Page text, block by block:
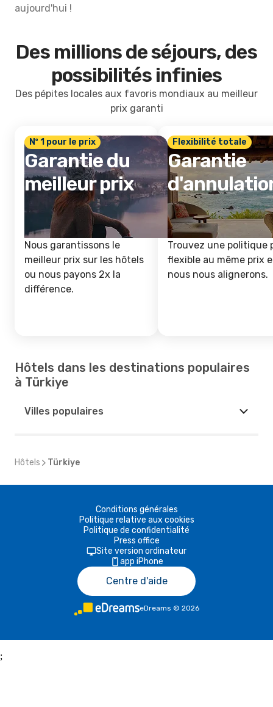
aujourd'hui !
Des millions de séjours, des
possibilités infinies
Des pépites locales aux favoris mondiaux au meilleur
prix garanti
Nº 1 pour le prix
Garantie du
meilleur prix
Nous garantissons le
meilleur prix sur les hôtels
ou nous payons 2x la
différence.
Flexibilité totale
Garantie
Trouvez une politique
flexible au même prix
nous nous alignerons.
Hôtels dans les destinations populaires
à Türkiye
Villes populaires
Hôtels Türkiye
Conditions générales
Politique relative aux cookies
Politique de confidentialité
Press office
Site version ordinateur
app iPhone
Centre d'aide
eDreams © 2026
;